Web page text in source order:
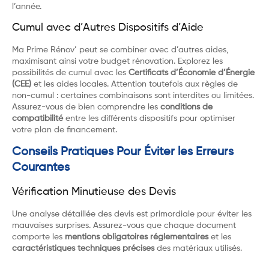
l’année.
Cumul avec d’Autres Dispositifs d’Aide
Ma Prime Rénov’ peut se combiner avec d’autres aides,
maximisant ainsi votre budget rénovation. Explorez les
possibilités de cumul avec les Certificats d’Économie d’Énergie
(CEE) et les aides locales. Attention toutefois aux règles de
non-cumul : certaines combinaisons sont interdites ou limitées.
Assurez-vous de bien comprendre les conditions de
compatibilitéentre les différents dispositifs pour optimiser
votre plan de financement.
Conseils Pratiques Pour Éviter les Erreurs
Courantes
Vérification Minutieuse des Devis
Une analyse détaillée des devis est primordiale pour éviter les
mauvaises surprises. Assurez-vous que chaque document
comporte les mentions obligatoires réglementaireset les
caractéristiques techniques précisesdes matériaux utilisés.